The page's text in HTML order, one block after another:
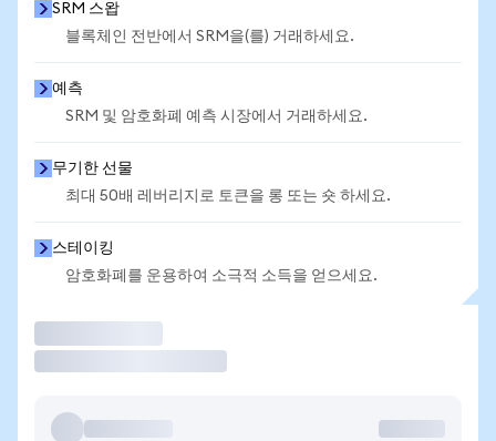
SRM 스왑
블록체인 전반에서 SRM을(를) 거래하세요.
예측
SRM 및 암호화폐 예측 시장에서 거래하세요.
무기한 선물
최대 50배 레버리지로 토큰을 롱 또는 숏 하세요.
스테이킹
암호화폐를 운용하여 소극적 소득을 얻으세요.